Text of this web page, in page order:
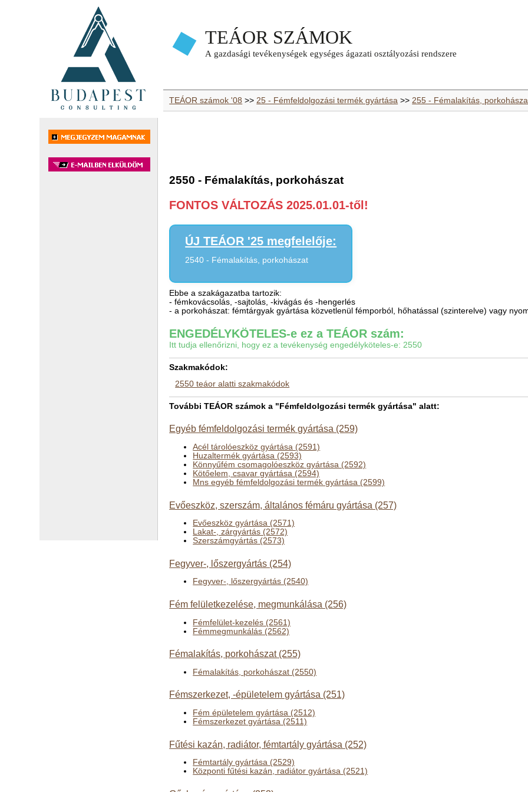
TEÁOR számok '08 >>25 - Fémfeldolgozási termék gyártása >>255 - Fémalakítás,
2550 - Fémalakítás, porkohászat
FONTOS VÁLTOZÁS 2025.01.01-től!
ÚJ TEÁOR '25 megfelelője:
2540 - Fémalakítás, porkohászat
Ebbe a szakágazatba tartozik:
- fémkovácsolás, -sajtolás, -kivágás és -hengerlés
- a porkohászat: fémtárgyak gyártása közvetlenül fémporból, hőhatással (szinterelve) vagy
ENGEDÉLYKÖTELES-e ez a TEÁOR szám:
Itt tudja ellenőrizni, hogy ez a tevékenység engedélyköteles-e: 2550
Szakmakódok:
2550 teáor alatti szakmakódok
További TEÁOR számok a "Fémfeldolgozási termék gyártása" alatt:
Egyéb fémfeldolgozási termék gyártása (259)
Acél tárolóeszköz gyártása (2591)
Huzaltermék gyártása (2593)
Könnyűfém csomagolóeszköz gyártása (2592)
Kötőelem, csavar gyártása (2594)
Mns egyéb fémfeldolgozási termék gyártása (2599)
Evőeszköz, szerszám, általános fémáru gyártása (257)
Evőeszköz gyártása (2571)
Lakat-, zárgyártás (2572)
Szerszámgyártás (2573)
Fegyver-, lőszergyártás (254)
Fegyver-, lőszergyártás (2540)
Fém felületkezelése, megmunkálása (256)
Fémfelület-kezelés (2561)
Fémmegmunkálás (2562)
Fémalakítás, porkohászat (255)
Fémalakítás, porkohászat (2550)
Fémszerkezet, -épületelem gyártása (251)
Fém épületelem gyártása (2512)
Fémszerkezet gyártása (2511)
Fűtési kazán, radiátor, fémtartály gyártása (252)
Fémtartály gyártása (2529)
Központi fűtési kazán, radiátor gyártása (2521)